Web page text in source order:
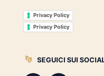
Privacy Policy
Privacy Policy
SEGUICI SUI